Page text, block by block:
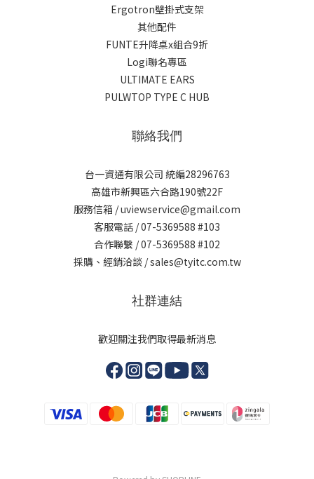
Ergotron壁掛式支架
其他配件
FUNTE升降桌x組合9折
Logi聯名專區
ULTIMATE EARS
PULWTOP TYPE C HUB
聯絡我們
台一資通有限公司 統編28296763
高雄市新興區六合路190號22F
服務信箱 / uviewservice@gmail.com
客服電話 / 07-5369588 #103
合作聯繫 / 07-5369588 #102
採購、經銷洽談 / sales@tyitc.com.tw
社群連結
歡迎關注我們取得最新消息